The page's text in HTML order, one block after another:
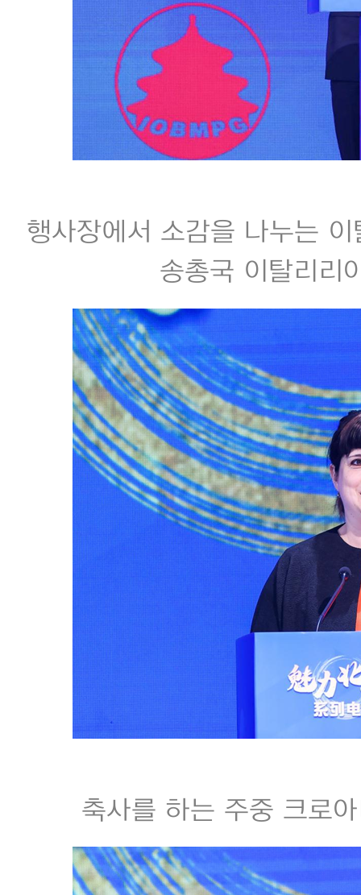
행사장에서 소감을 나누는
송총국 이탈리리
축사를 하는 주중 크로